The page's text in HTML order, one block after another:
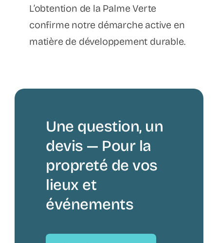
L’obtention de la Palme Verte
confirme notre démarche active en
matière de développement durable.
Une question, un
devis — Pour la
propreté de vos
lieux et
événements